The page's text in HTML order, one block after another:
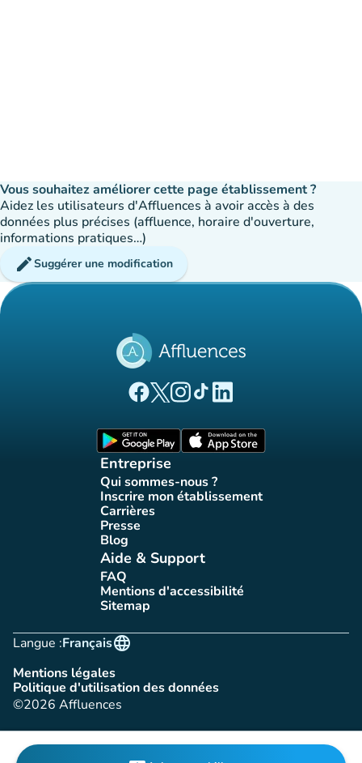
Vous souhaitez améliorer cette page établissement ?
Aidez les utilisateurs d'Affluences à avoir accès à des
données plus précises (affluence, horaire d'ouverture,
informations pratiques…)
editSuggérer une modification
(nouvel onglet)
(nouvel onglet)
(nouvel onglet)
(nouvel onglet)
(nouvel onglet)
Entreprise
Qui sommes-nous ?
(nouvel onglet)
Inscrire mon établissement
(nouvel onglet)
Carrières(nouvel onglet)
Presse(nouvel onglet)
Blog(nouvel onglet)
Aide & Support
FAQ(nouvel onglet)
Mentions d'accessibilité
(nouvel onglet)
Sitemap(nouvel onglet)
Langue :
language
Français
Mentions légales
(nouvel onglet)
Politique d'utilisation des données
(nouvel onglet)
©2026 Affluences